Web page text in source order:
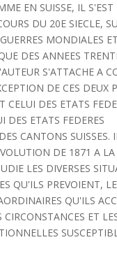
EN SUISSE, IL S'EST
DU 20E SIECLE,
MONDIALES
DES ANNEES
S'ATTACHE A
DE CES DEUX
CELUI DES ETATS
DES ETATS FEDERES
CANTONS SUISSES.
DE 1871 A
LES DIVERSES
QU'ILS PREVOIENT,
QU'ILS
ET